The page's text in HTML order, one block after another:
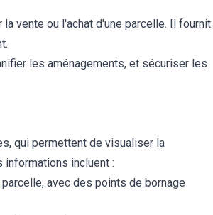
vente ou l'achat d'une parcelle. Il fournit
les aménagements, et sécuriser les
qui permettent de visualiser la
informations incluent :
avec des points de bornage